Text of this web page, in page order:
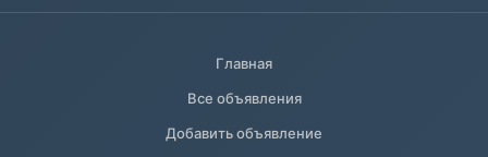
Главная
Все объявления
Добавить объявление